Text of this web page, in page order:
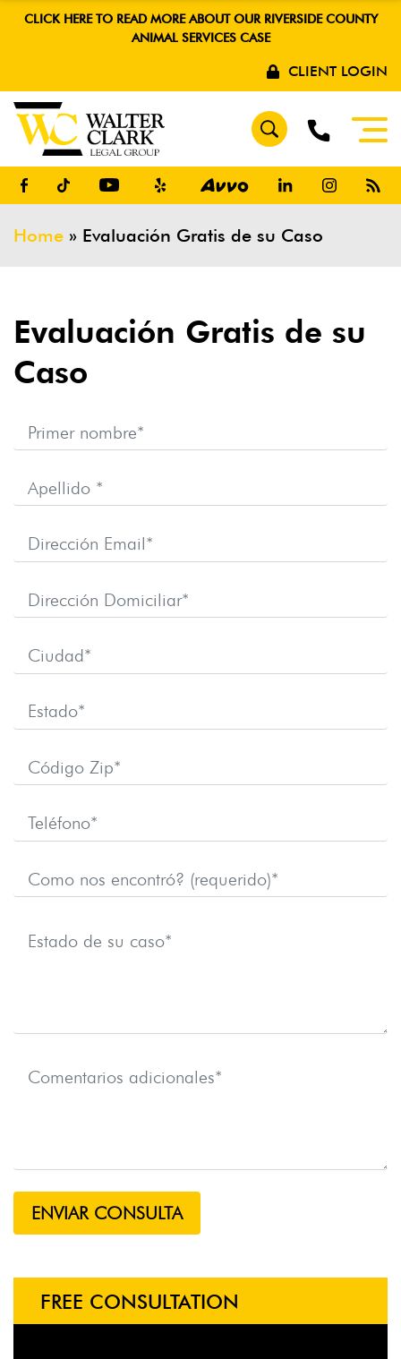
CLICK HERE TO READ MORE ABOUT OUR RIVERSIDE COUNTY
ANIMAL SERVICES CASE
CLIENT LOGIN
Home » Evaluación Gratis de su Caso
Evaluación Gratis de su
Caso
FREE CONSULTATION